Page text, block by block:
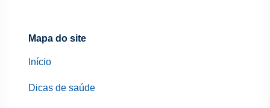
Mapa do site
Início
Dicas de saúde